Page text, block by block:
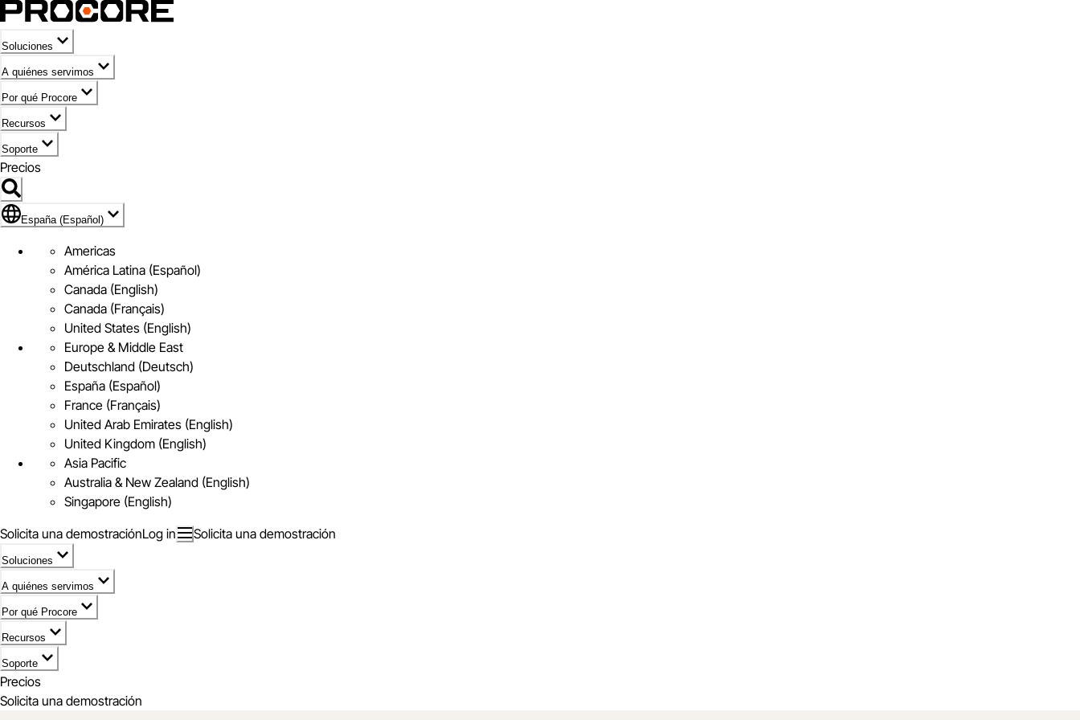
Soluciones
A quiénes servimos
Por qué Procore
Recursos
Soporte
Precios
Icono de marca de España (Español)
España (Español)
Americas
América Latina (Español)
Canada (English)
Canada (Français)
United States (English)
Europe & Middle East
Deutschland (Deutsch)
España (Español)
France (Français)
United Arab Emirates (English)
United Kingdom (English)
Asia Pacific
Australia & New Zealand (English)
Singapore (English)
Solicita una demostraciónLog in Solicita una demostración
Soluciones
A quiénes servimos
Por qué Procore
Recursos
Soporte
Precios
Solicita una demostración